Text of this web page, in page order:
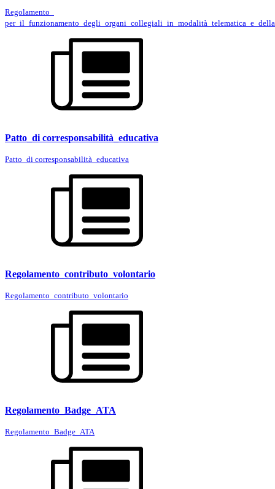
Regolamento_
Patto_di corresponsabilità_educativa
Patto_di corresponsabilità_educativa
Regolamento_contributo_volontario
Regolamento_contributo_volontario
Regolamento_Badge_ATA
Regolamento_Badge_ATA